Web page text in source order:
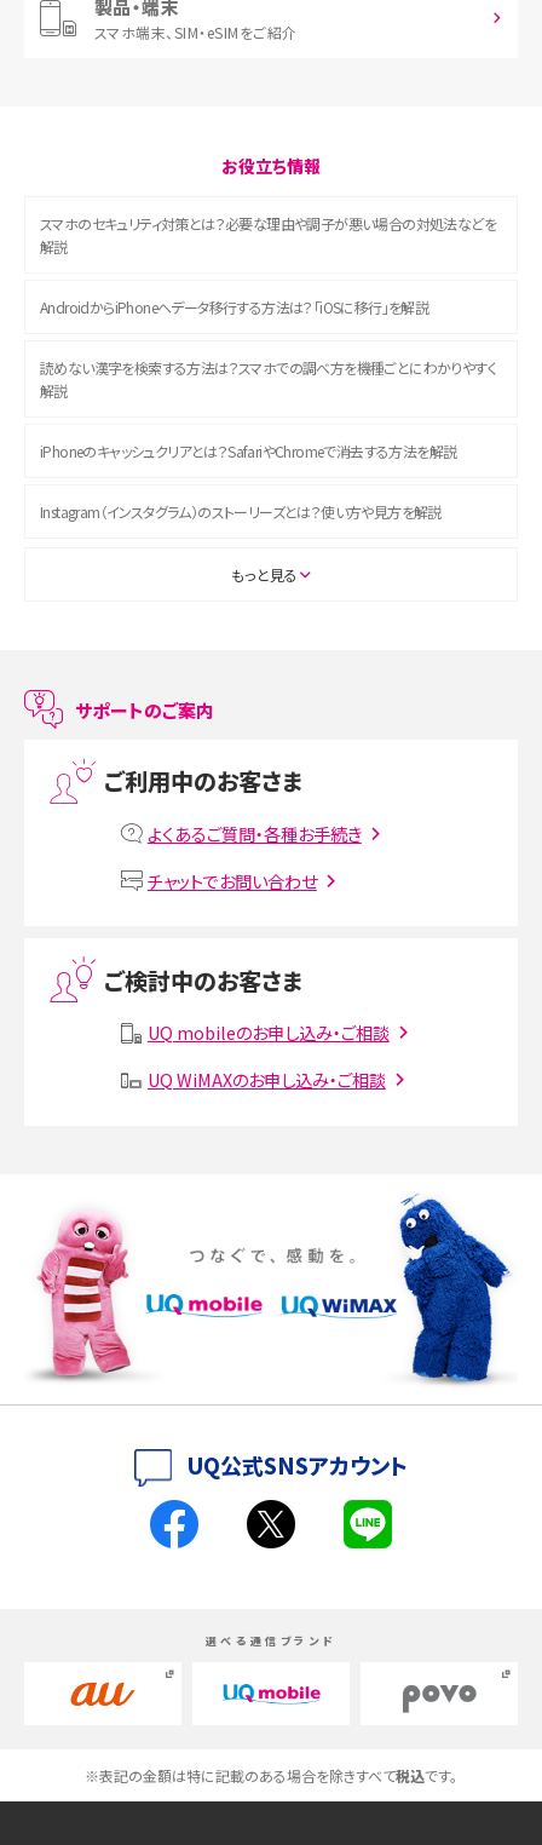
製品・端末
スマホ端末、 SIM・eSIMをご紹介
お役立ち情報
スマホのセキュリティ対策とは？必要な理由や調子が悪い場合の対処法などを
解説
AndroidからiPhoneへデータ移行する方法は？「iOSに移行」を解説
読めない漢字を検索する方法は？スマホでの調べ方を機種ごとにわかりやすく
解説
iPhoneのキャッシュクリアとは？SafariやChromeで消去する方法を解説
Instagram（インスタグラム）のストーリーズとは？使い方や見方を解説
ASMRとは？初心者向けの代表ジャンルや楽しみ方を解説
LINEで友だちを削除する方法は？方法ごとの影響や復活・復元する方法も解説
プリペイドSIMとは？種類やメリット・デメリット、利用までの流れを解説
VPN接続とは？仕組みや必要性、メリット・デメリット、接続方法を解説
Instagram（インスタグラム）でスクショするとバレる？バレるケースや撮り方も解
SMSとは？料金やできること、注意点や届かない時の対処法を解説
iPhone 16eとiPhone SE（第3世代）の違いは？サイズやスペックを比較して解説
iPhone 16eとiPhone 14を徹底比較！スペック・機能の違いをわかりやすく紹介
iPhone 16シリーズのモデルを比較！価格・サイズ・カメラ性能の違いを徹底解説
iPhone 16とiPhone 15の違いは？カメラ・スペック・機能を徹底比較
スマホが高い理由は？購入費用を抑える方法や端末を選ぶ時の注意点を解説！
高校生にスマホ制限は必要？所持率やメリット・デメリットを詳しく紹介
スマホのネット通信速度が遅い原因は？すぐできる対処法や見直すポイントを解
もっと見る
サポートのご案内
ご利用中のお客さま
よくあるご質問・各種お手続き
チャットでお問い合わせ
ご検討中のお客さま
UQ mobileのお申し込み・ご相談
UQ WiMAXのお申し込み・ご相談
UQ公式SNSアカウント
選べる通信ブランド
※表記の金額は特に記載のある場合を除きすべて税込です。